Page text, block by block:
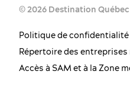
© 2026 Destination
Politique de confidentialité
Répertoire des entreprises
Accès à SAM et à la Zone